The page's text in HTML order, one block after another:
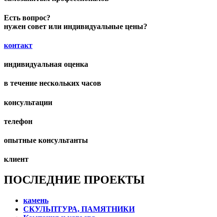
Есть вопрос?
нужен совет или индивидуальные цены?
контакт
индивидуальная оценка
в течение нескольких часов
консультации
телефон
опытные консультанты
клиент
ПОСЛЕДНИЕ ПРОЕКТЫ
камень
СКУЛЬПТУРА, ПАМЯТНИКИ